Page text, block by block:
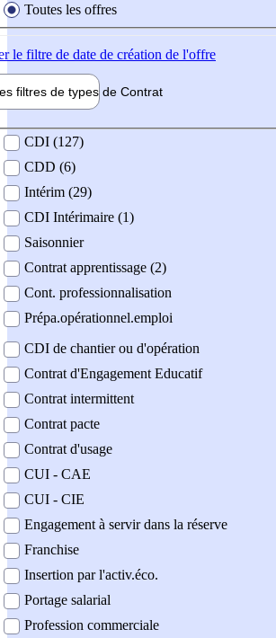
Toutes les offres
le filtre de date de création de l'offre
filtres de types de Contrat
contrat
CDI (127)
CDD (6)
Intérim (29)
CDI Intérimaire (1)
Saisonnier
Contrat apprentissage (2)
Cont. professionnalisation
Prépa.opérationnel.emploi
CDI de chantier ou d'opération
Contrat d'Engagement Educatif
Contrat intermittent
Contrat pacte
Contrat d'usage
CUI - CAE
CUI - CIE
Engagement à servir dans la réserve
Franchise
Insertion par l'activ.éco.
Portage salarial
Profession commerciale